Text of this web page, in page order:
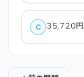
C ３５,７２０円